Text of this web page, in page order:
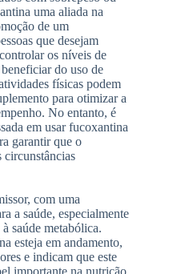
uma aliada na
de um
que desejam
os níveis de
do uso de
físicas podem
para otimizar a
No entanto, é
em usar fucoxantina
garantir que o
circunstâncias
com uma
a saúde, especialmente
saúde metabólica.
esteja em andamento,
e indicam que este